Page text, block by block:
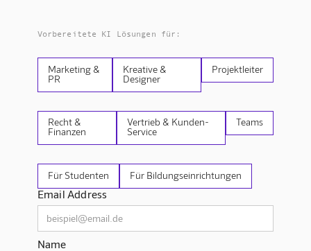
Vorbereitete KI Lösungen für:
Marketing &
PR
Kreative &
Designer
Projektleiter
Recht &
Finanzen
Vertrieb & Kunden-
Service
Teams
Für Studenten Für Bildungseinrichtungen
Email Address
Name